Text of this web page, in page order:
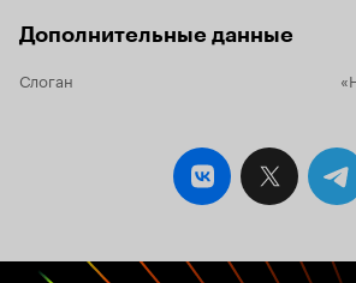
Дополнительные данные
Слоган